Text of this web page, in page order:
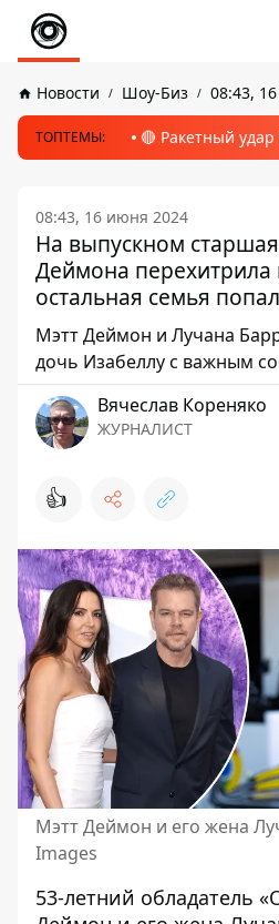
Новости Шоу-Биз 08:43,
ТОПТЕМЫ: 🔴 Ракетный удар
08:43, 16 июня 2024
На выпускном
Деймона перехитрила
остальная семья
Мэтт Деймон и Лучана
дочь Изабеллу с важным
Вячеслав Кореняко
ЖУРНАЛИСТ
👍
Мэтт Деймон и его жена
Images
53-летний обладатель